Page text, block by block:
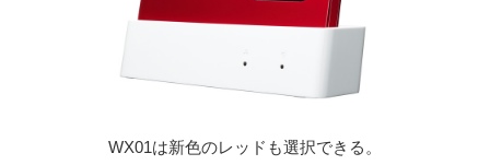
WX01は新色のレッドも選択できる。